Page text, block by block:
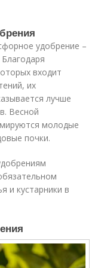
удобрение –
входит
их
лучше
Весной
молодые
почки.
и кустарники в